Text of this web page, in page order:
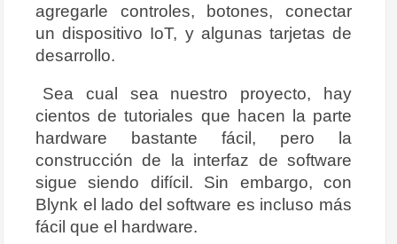
agregarle controles, botones, conectar
un dispositivo IoT, y algunas tarjetas de
desarrollo.
Sea cual sea nuestro proyecto, hay
cientos de tutoriales que hacen la parte
hardware bastante fácil, pero la
construcción de la interfaz de software
sigue siendo difícil. Sin embargo, con
Blynk el lado del software es incluso más
fácil que el hardware.